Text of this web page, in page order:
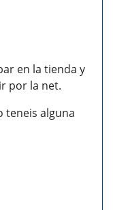
en la tienda y
por la net.
teneis alguna